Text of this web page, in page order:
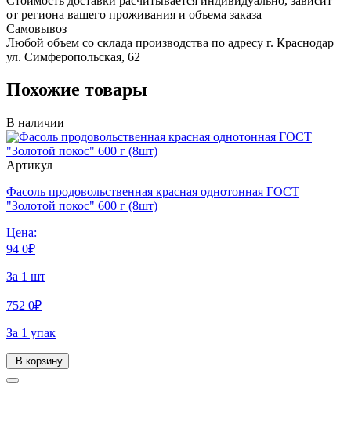
от региона вашего проживания и объема заказа
Самовывоз
Любой объем со склада производства по адресу г. Краснодар
ул. Симферопольская, 62
Похожие товары
В наличии
Артикул
Фасоль продовольственная красная однотонная ГОСТ
"Золотой покос" 600 г (8шт)
Цена:
94 0₽
За 1 шт
752 0₽
За 1 упак
В корзину